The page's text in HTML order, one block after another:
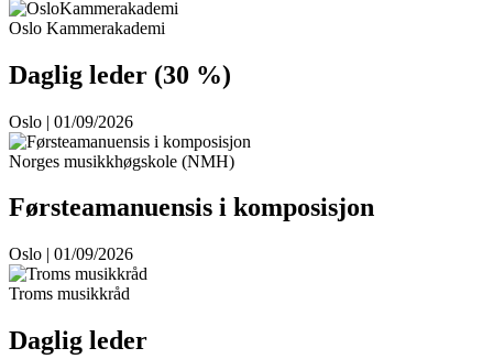
Oslo Kammerakademi
Daglig leder (30 %)
Oslo | 01/09/2026
Norges musikkhøgskole (NMH)
Førsteamanuensis i komposisjon
Oslo | 01/09/2026
Troms musikkråd
Daglig leder